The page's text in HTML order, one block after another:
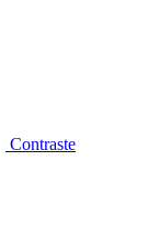
Contraste